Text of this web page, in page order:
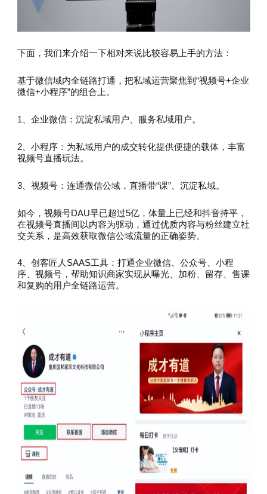
下面，我们来介绍一下相对来说比较容易上手的方法：
基于微信域内全链路打通，把私域运营聚焦到“视频号+企业
微信+小程序”的组合上。
1、企业微信：沉淀私域用户、服务私域用户。
2、小程序：为私域用户的成交转化提供便捷的载体，丰富
视频号直播玩法。
3、视频号：连通微信公域，直播带“课”、沉淀私域。
如今，视频号DAU早已超过5亿，体量上已经和抖音持平，
在视频号直播间以内容为驱动，通过优质内容与粉丝建立社
交关系，是高效获取微信公域流量的正确姿势。
4、创客匠人SAAS工具：打通企业微信、公众号、小程
序、视频号，帮助知识商家实现从曝光、加粉、留存、售课
和复购的用户全链路运营。